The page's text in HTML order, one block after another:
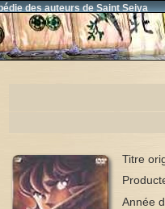
des auteurs de Saint Seiya
Titre
Année